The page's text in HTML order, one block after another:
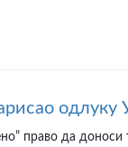
право да доноси